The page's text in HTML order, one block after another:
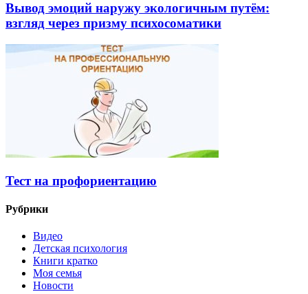
Вывод эмоций наружу экологичным путём:
взгляд через призму психосоматики
Тест на профориентацию
Рубрики
Видео
Детская психология
Книги кратко
Моя семья
Новости